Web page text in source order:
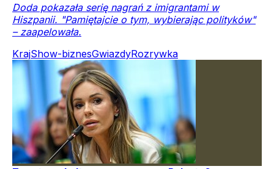
Doda pokazała serię nagrań z imigrantami w
Hiszpanii. "Pamiętajcie o tym, wybierając polityków"
– zaapelowała.
KrajShow-biznesGwiazdyRozrywka